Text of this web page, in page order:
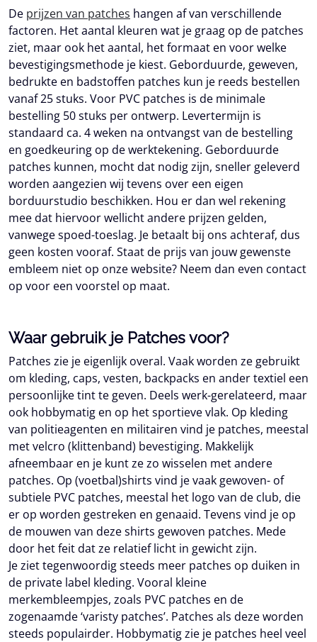
De prijzen van patches hangen af van verschillende
factoren. Het aantal kleuren wat je graag op de patches
ziet, maar ook het aantal, het formaat en voor welke
bevestigingsmethode je kiest. Geborduurde, geweven,
bedrukte en badstoffen patches kun je reeds bestellen
vanaf 25 stuks. Voor PVC patches is de minimale
bestelling 50 stuks per ontwerp. Levertermijn is
standaard ca. 4 weken na ontvangst van de bestelling
en goedkeuring op de werktekening. Geborduurde
patches kunnen, mocht dat nodig zijn, sneller geleverd
worden aangezien wij tevens over een eigen
borduurstudio beschikken. Hou er dan wel rekening
mee dat hiervoor wellicht andere prijzen gelden,
vanwege spoed-toeslag. Je betaalt bij ons achteraf, dus
geen kosten vooraf. Staat de prijs van jouw gewenste
embleem niet op onze website? Neem dan even contact
op voor een voorstel op maat.
Waar gebruik je Patches voor?
Patches zie je eigenlijk overal. Vaak worden ze gebruikt
om kleding, caps, vesten, backpacks en ander textiel een
persoonlijke tint te geven. Deels werk-gerelateerd, maar
ook hobbymatig en op het sportieve vlak. Op kleding
van politieagenten en militairen vind je patches, meestal
met velcro (klittenband) bevestiging. Makkelijk
afneembaar en je kunt ze zo wisselen met andere
patches. Op (voetbal)shirts vind je vaak gewoven- of
subtiele PVC patches, meestal het logo van de club, die
er op worden gestreken en genaaid. Tevens vind je op
de mouwen van deze shirts gewoven patches. Mede
door het feit dat ze relatief licht in gewicht zijn.
Je ziet tegenwoordig steeds meer patches op duiken in
de private label kleding. Vooral kleine
merkembleempjes, zoals PVC patches en de
zogenaamde ‘varisty patches’. Patches als deze worden
steeds populairder. Hobbymatig zie je patches heel veel